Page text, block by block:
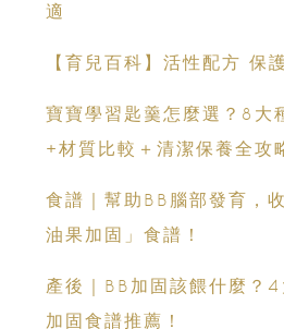
適
【育兒百科】活性配方 保
寶寶學習匙羹怎麼選？8大
+材質比較＋清潔保養全攻
食譜｜幫助BB腦部發育，
油果加固」食譜！
產後｜BB加固該餵什麼？
加固食譜推薦！